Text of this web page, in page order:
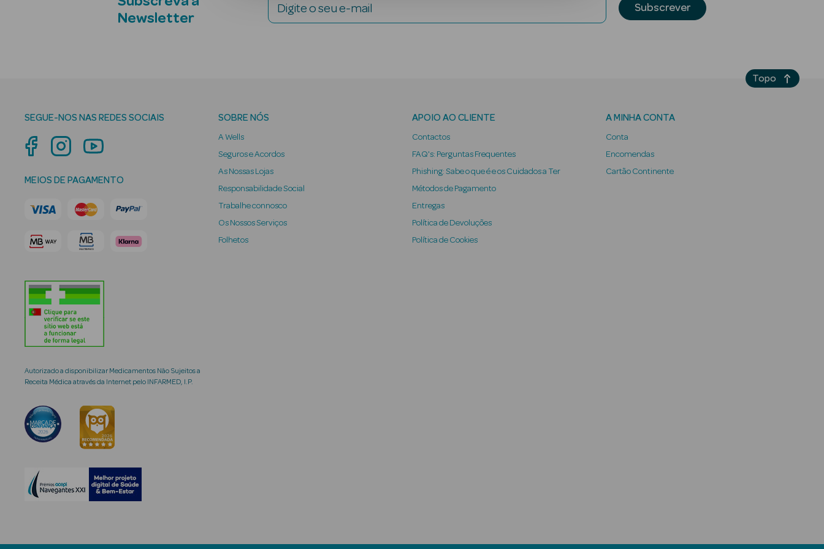
Newsletter
Digite o seu e-mail Subscrever
SEGUE-NOS NAS REDES SOCIAIS
MEIOS DE PAGAMENTO
Autorizado a disponibilizar Medicamentos Não Sujeitos a
Receita Médica através da Internet pelo INFARMED, I.P.
SOBRE NÓS
A Wells
Seguros e Acordos
As Nossas Lojas
Responsabilidade Social
Trabalhe connosco
Os Nossos Serviços
Folhetos
APOIO AO CLIENTE
Contactos
FAQ's: Perguntas Frequentes
Phishing: Sabe o que é e os Cuidados a Ter
Métodos de Pagamento
Entregas
Política de Devoluções
Política de Cookies
A MINHA CONTA
Conta
Encomendas
Cartão Continente
Topo